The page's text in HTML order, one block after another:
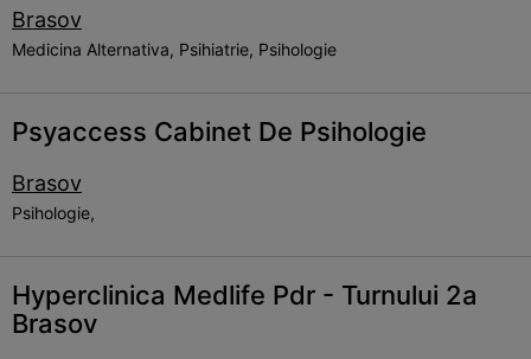
Brasov
Medicina Alternativa, Psihiatrie, Psihologie
Psyaccess Cabinet De Psihologie
Brasov
Psihologie,
Hyperclinica Medlife Pdr - Turnului 2a
Brasov